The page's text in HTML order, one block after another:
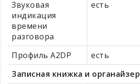
Звуковая
индикация
времени
разговора
есть
Профиль A2DP
есть
Записная книжка и органайзер